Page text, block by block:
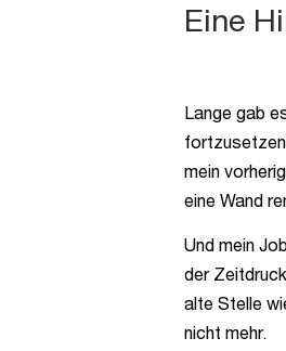
Eine
Lange gab
mein
eine Wand
Und mein
der
alte Stelle
nicht mehr.